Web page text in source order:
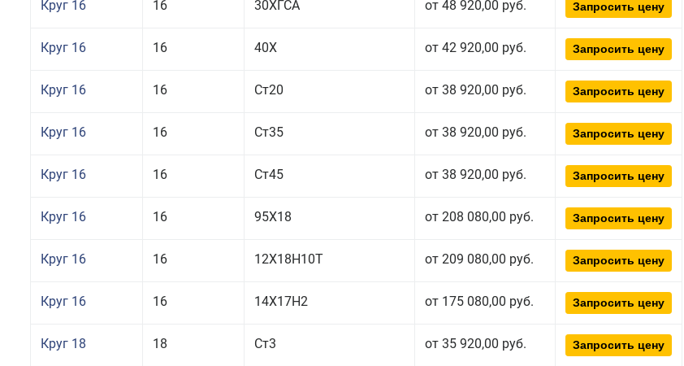
Круг 16 16 30ХГСА от 48 920,00 руб. Запросить цену
Круг 16 16 40Х от 42 920,00 руб. Запросить цену
Круг 16 16 Ст20 от 38 920,00 руб. Запросить цену
Круг 16 16 Ст35 от 38 920,00 руб. Запросить цену
Круг 16 16 Ст45 от 38 920,00 руб. Запросить цену
Круг 16 16 95Х18 от 208 080,00 руб. Запросить цену
Круг 16 16 12Х18Н10Т от 209 080,00 руб. Запросить цену
Круг 16 16 14Х17Н2 от 175 080,00 руб. Запросить цену
Круг 18 18 Ст3 от 35 920,00 руб. Запросить цену